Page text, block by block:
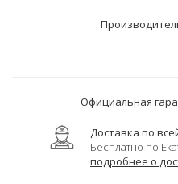
Официальная
Доставка по
Бесплатно по
подробнее о